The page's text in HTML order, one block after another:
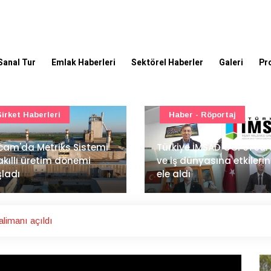
Tur Emlak Haberleri Sektörel Haberler Galeri
İMSAD COP31 süreci
dünyasına etkilerini
- Röportaj
TOKİ'den 51 şehirde 540
gayrimenkul
TOKİ - Emlak Konut GYO
açıldı